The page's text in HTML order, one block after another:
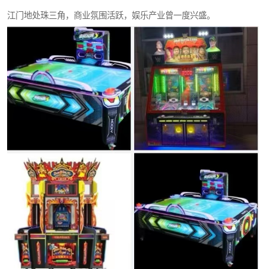
江门地处珠三角，商业氛围活跃，娱乐产业曾一度兴盛。